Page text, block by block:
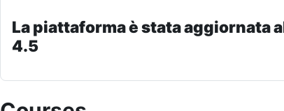
La piattaforma è stata aggiornata
4.5